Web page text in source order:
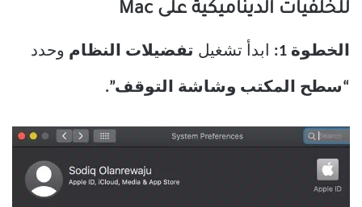
للخلفيات الديناميكية على Mac
الخطوة 1: ابدأ تشغيل تفضيلات النظام وحدد
“سطح المكتب وشاشة التوقف”.